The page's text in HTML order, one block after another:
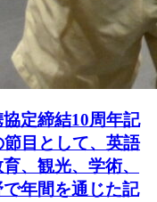
定締結10周年記
目として、英語
、観光、学術、
年間を通じた記